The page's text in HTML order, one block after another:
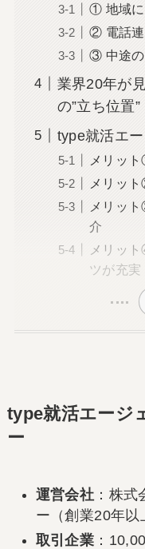
① 地域に
② 電話連
③ 中途の
業界20年が
の”立ち位置”
type就活エ
メリッ
メリッ
メリッ
介
メリッ
ツが充実
type就活エージ
ー
運営会社 ：株
ー（創業20年以
取引企業 ：